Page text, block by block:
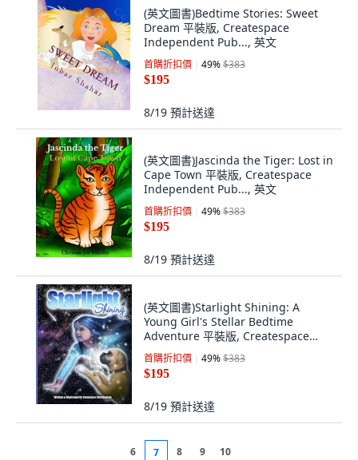
(英文圖書)Bedtime Stories: Sweet
Dream 平裝版, Createspace
Independent Pub..., 英文
首購折扣價 49%$383
$195
8/19 預計送達
(英文圖書)Jascinda the Tiger: Lost in
Cape Town 平裝版, Createspace
Independent Pub..., 英文
首購折扣價 49%$383
$195
8/19 預計送達
(英文圖書)Starlight Shining: A
Young Girl's Stellar Bedtime
Adventure 平裝版, Createspace
Independent Pub..., 英文
首購折扣價 49%$383
$195
8/19 預計送達
6 7 8 9 10